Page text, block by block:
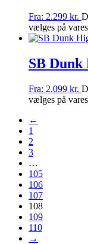
Fra: 2.299 kr.
vælges på
SB Dunk
Fra: 2.099 kr.
vælges på
←
1
2
3
…
105
106
107
108
109
110
→